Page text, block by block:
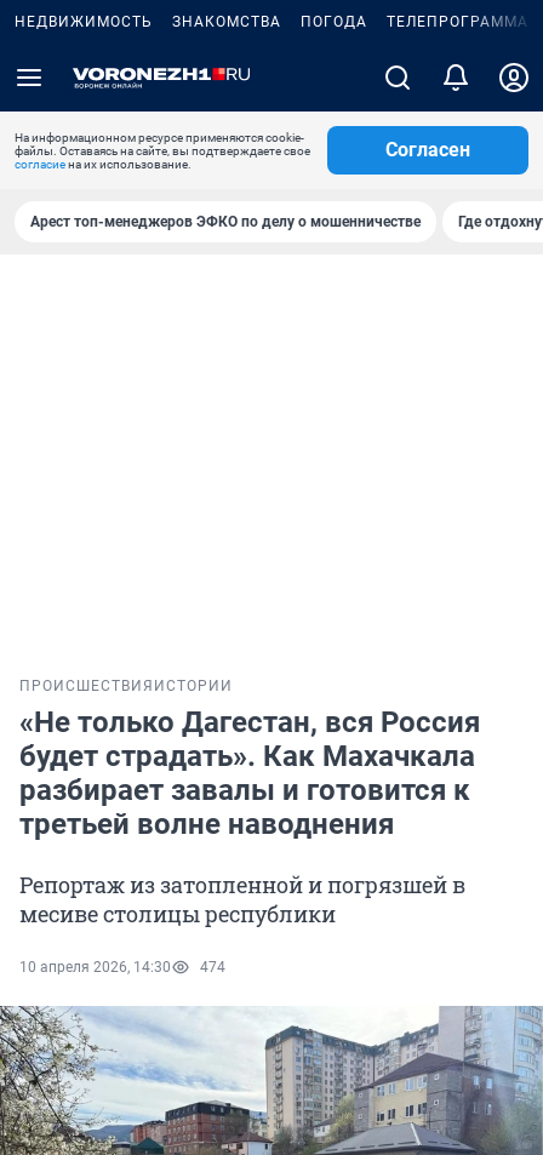
НЕДВИЖИМОСТЬ ЗНАКОМСТВА ПОГОДА ТЕЛЕПРОГРАММА
На информационном ресурсе применяются cookie-
файлы. Оставаясь на сайте, вы подтверждаете свое
согласиена их использование.
Согласен
Арест топ-менеджеров ЭФКО по делу о мошенничестве Где
ПРОИСШЕСТВИЯ ИСТОРИИ
«Не только Дагестан, вся Россия
будет страдать». Как Махачкала
разбирает завалы и готовится к
третьей волне наводнения
Репортаж из затопленной и погрязшей в
месиве столицы республики
10 апреля 2026, 14:30 474